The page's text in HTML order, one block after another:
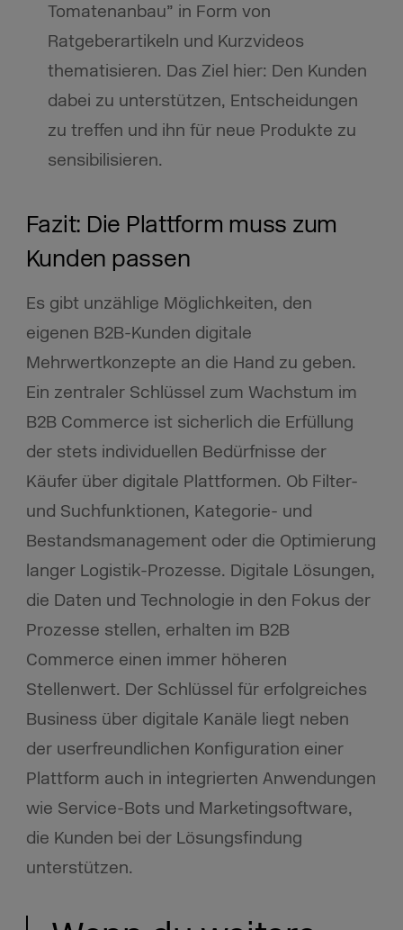
Tomatenanbau” in Form von
Ratgeberartikeln und Kurzvideos
thematisieren. Das Ziel hier: Den Kunden
dabei zu unterstützen, Entscheidungen
zu treffen und ihn für neue Produkte zu
sensibilisieren.
Fazit: Die Plattform muss zum
Kunden passen
Es gibt unzählige Möglichkeiten, den
eigenen B2B-Kunden digitale
Mehrwertkonzepte an die Hand zu geben.
Ein zentraler Schlüssel zum Wachstum im
B2B Commerce ist sicherlich die Erfüllung
der stets individuellen Bedürfnisse der
Käufer über digitale Plattformen. Ob Filter-
und Suchfunktionen, Kategorie- und
Bestandsmanagement oder die Optimierung
langer Logistik-Prozesse. Digitale Lösungen,
die Daten und Technologie in den Fokus der
Prozesse stellen, erhalten im B2B
Commerce einen immer höheren
Stellenwert. Der Schlüssel für erfolgreiches
Business über digitale Kanäle liegt neben
der userfreundlichen Konfiguration einer
Plattform auch in integrierten Anwendungen
wie Service-Bots und Marketingsoftware,
die Kunden bei der Lösungsfindung
unterstützen.